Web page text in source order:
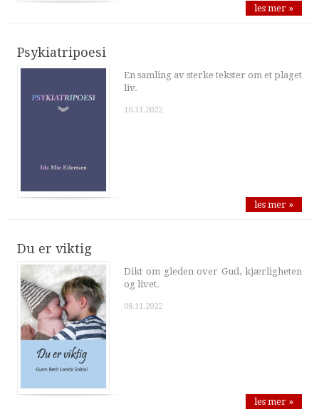
les mer »
Psykiatripoesi
En samling av sterke tekster om et plaget
liv.
10.11.2022
les mer »
Du er viktig
Dikt om gleden over Gud, kjærligheten
og livet.
08.11.2022
les mer »